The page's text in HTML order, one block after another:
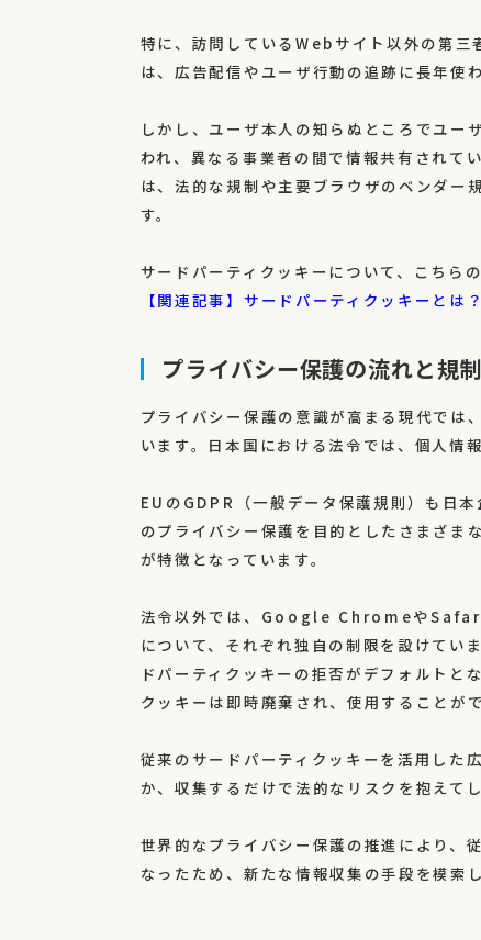
特に、訪問しているWebサイト以外の第三
は、広告配信やユーザ行動の追跡に長年使
しかし、ユーザ本人の知らぬところでユー
われ、異なる事業者の間で情報共有されて
は、法的な規制や主要ブラウザのベンダー
す。
サードパーティクッキーについて、こちら
【関連記事】サードパーティクッキーと
プライバシー保護の流れと規
プライバシー保護の意識が高まる現代では
います。日本国における法令では、個人情
EUのGDPR（一般データ保護規則）も日
のプライバシー保護を目的としたさまざま
が特徴となっています。
法令以外では、Google ChromeやSafari
について、それぞれ独自の制限を設けてい
ドパーティクッキーの拒否がデフォルト
クッキーは即時廃棄され、使用することが
従来のサードパーティクッキーを活用した
か、収集するだけで法的なリスクを抱えて
世界的なプライバシー保護の推進により、
なったため、新たな情報収集の手段を模索